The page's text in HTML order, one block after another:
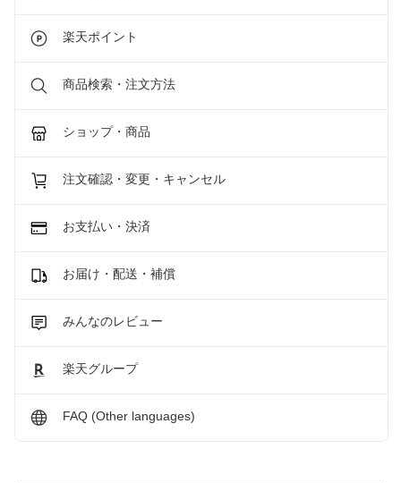
楽天ポイント
商品検索・注文方法
ショップ・商品
注文確認・変更・キャンセル
お支払い・決済
お届け・配送・補償
みんなのレビュー
楽天グループ
FAQ (Other languages)